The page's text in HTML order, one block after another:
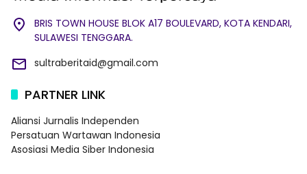
BRIS TOWN HOUSE BLOK A17 BOULEVARD, KOTA KENDARI,
SULAWESI TENGGARA.
sultraberitaid@gmail.com
PARTNER LINK
Aliansi Jurnalis Independen
Persatuan Wartawan Indonesia
Asosiasi Media Siber Indonesia